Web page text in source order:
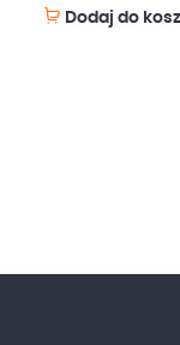
Dodaj do